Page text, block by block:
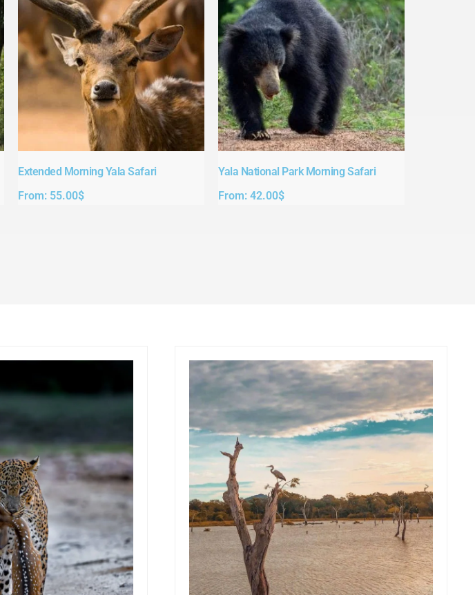
Extended Morning Yala Safari
From: 55.00$
Yala National Park Morning Safari
From: 42.00$